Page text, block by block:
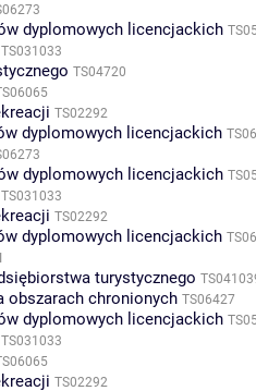
dyplomowych licencjackich
TS031033
TS04720
TS02292
dyplomowych licencjackich
dyplomowych licencjackich
TS031033
TS02292
dyplomowych licencjackich
turystycznego
obszarach chronionych TS06427
dyplomowych licencjackich
TS031033
TS02292